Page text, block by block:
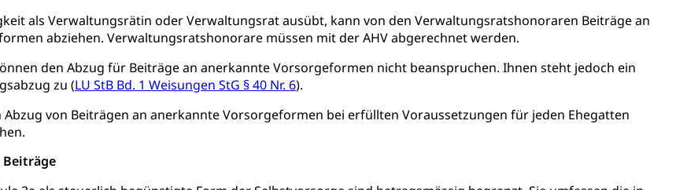
als Verwaltungsrätin oder Verwaltungsrat ausübt, kann von den Verwaltungsratshonoraren Beiträge an
abziehen. Verwaltungsratshonorare müssen mit der AHV abgerechnet werden.
den Abzug für Beiträge an anerkannte Vorsorgeformen nicht beanspruchen. Ihnen steht jedoch ein
zu (LU StB Bd. 1 Weisungen StG § 40 Nr. 6).
Abzug von Beiträgen an anerkannte Vorsorgeformen bei erfüllten Voraussetzungen für jeden Ehegatten
Beiträge
und Mann
Mobbing
Geschlechter und Lebensformen
Gleichstellung Menschen mit Behinderungen
Gleichstellung
Gerichtsverfahren
und Verfahren
Pfändung